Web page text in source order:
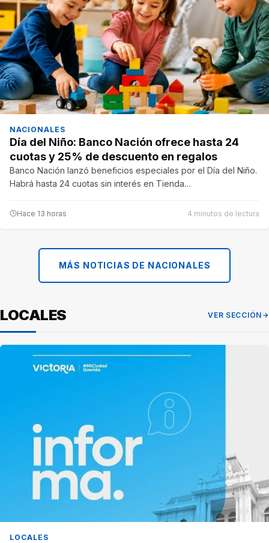
NACIONALES
Día del Niño: Banco Nación ofrece hasta 24
cuotas y 25% de descuento en regalos
Banco Nación lanzó beneficios especiales por el Día del Niño.
Habrá hasta 24 cuotas sin interés en Tienda…
Hace 13 horas 4 minutos de lectura
MÁS NOTICIAS DE NACIONALES
LOCALES VER SECCIÓN
LOCALES